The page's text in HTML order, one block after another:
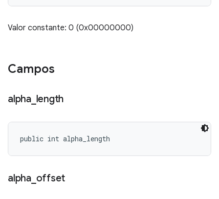
Valor constante: 0 (0x00000000)
Campos
alpha_ length
public int alpha_length
alpha_ offset